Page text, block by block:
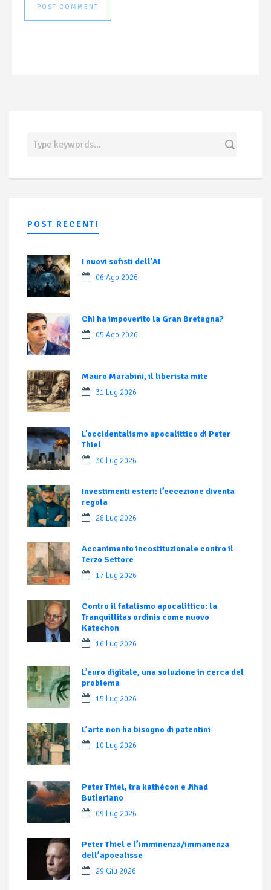
POST RECENTI
I nuovi sofisti dell’AI
06 Ago 2026
Chi ha impoverito la Gran Bretagna?
05 Ago 2026
Mauro Marabini, il liberista mite
31 Lug 2026
L’occidentalismo apocalittico di Peter
Thiel
30 Lug 2026
Investimenti esteri: l’eccezione diventa
regola
28 Lug 2026
Accanimento incostituzionale contro il
Terzo Settore
17 Lug 2026
Contro il fatalismo apocalittico: la
Tranquillitas ordinis come nuovo
Katechon
16 Lug 2026
L’euro digitale, una soluzione in cerca del
problema
15 Lug 2026
L’arte non ha bisogno di patentini
10 Lug 2026
Peter Thiel, tra kathécon e Jihad
Butleriano
09 Lug 2026
Peter Thiel e l’imminenza/immanenza
dell’apocalisse
29 Giu 2026